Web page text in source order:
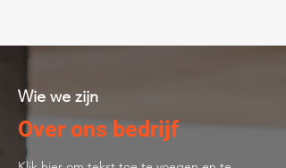
Wie we zijn
Over ons bedrijf